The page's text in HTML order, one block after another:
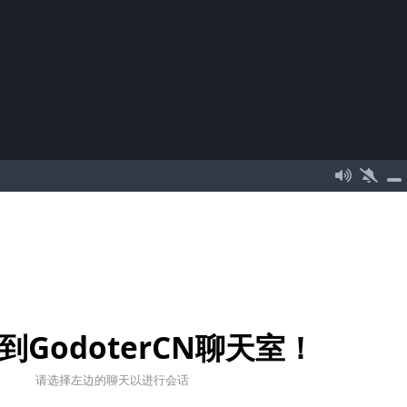
GodoterCN聊天室！
请选择左边的聊天以进行会话